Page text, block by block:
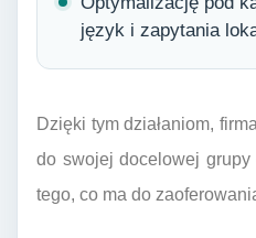
język i zapytania
Dzięki tym działaniom,
do swojej docelowej
tego, co ma do